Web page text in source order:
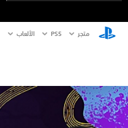
متجر PS5‏ الألعاب